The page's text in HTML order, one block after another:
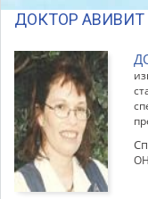
ДОКТОР